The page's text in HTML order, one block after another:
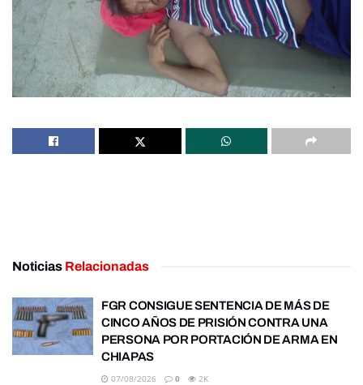
Noticias Relacionadas
FGR CONSIGUE SENTENCIA DE MÁS DE
CINCO AÑOS DE PRISIÓN CONTRA UNA
PERSONA POR PORTACIÓN DE ARMA EN
CHIAPAS
07/08/2026 0 2K